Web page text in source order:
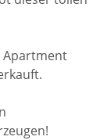
Apartment